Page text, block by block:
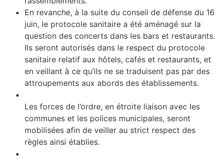
En revanche, à la suite du conseil de défense du 16
juin, le protocole sanitaire a été aménagé sur la
question des concerts dans les bars et restaurants.
Ils seront autorisés dans le respect du protocole
sanitaire relatif aux hôtels, cafés et restaurants, et
en veillant à ce qu’ils ne se traduisent pas par des
attroupements aux abords des établissements.
Les forces de l’ordre, en étroite liaison avec les
communes et les polices municipales, seront
mobilisées afin de veiller au strict respect des
règles ainsi établies.